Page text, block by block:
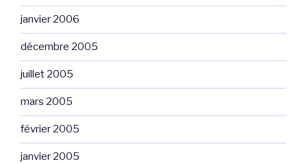
janvier 2006
décembre 2005
juillet 2005
mars 2005
février 2005
janvier 2005